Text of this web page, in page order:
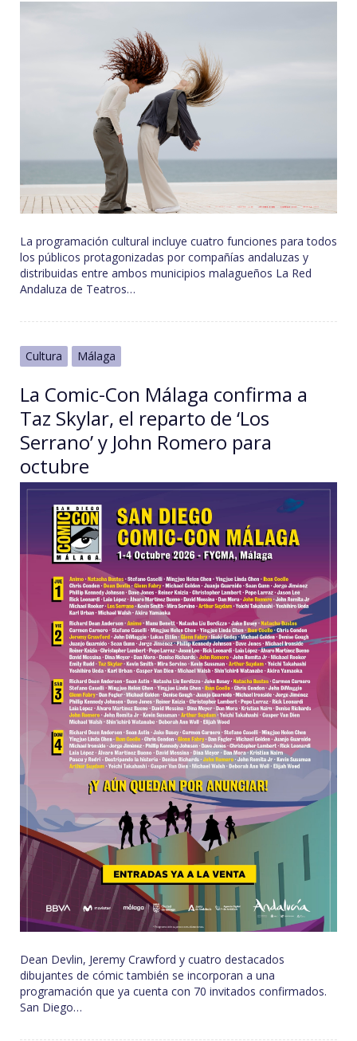
La programación cultural incluye cuatro funciones para todos
los públicos protagonizadas por compañías andaluzas y
distribuidas entre ambos municipios malagueños La Red
Andaluza de Teatros…
Cultura Málaga
La Comic-Con Málaga confirma a
Taz Skylar, el reparto de ‘Los
Serrano’ y John Romero para
octubre
Dean Devlin, Jeremy Crawford y cuatro destacados
dibujantes de cómic también se incorporan a una
programación que ya cuenta con 70 invitados confirmados.
San Diego…